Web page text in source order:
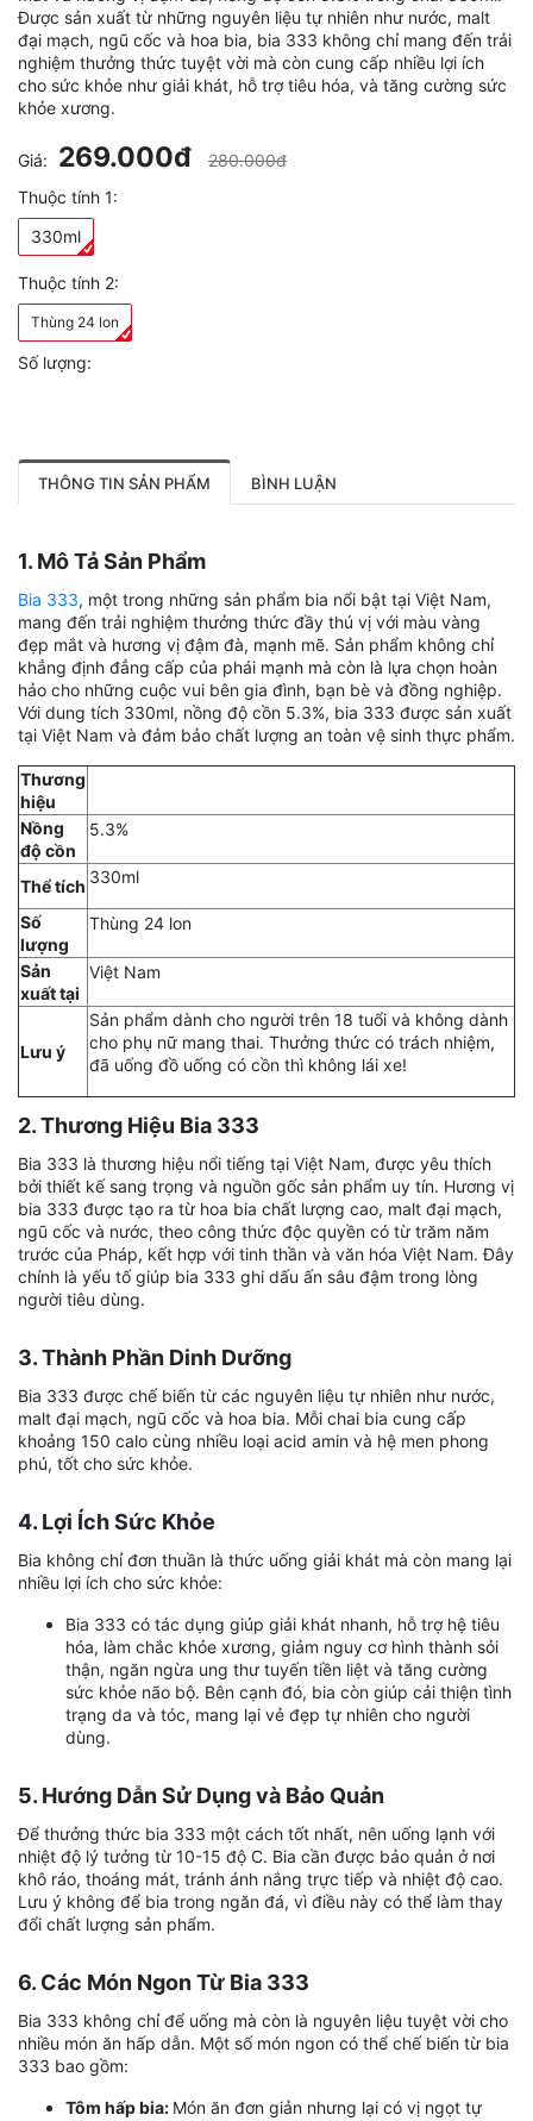
Được sản xuất từ những nguyên liệu tự nhiên như nước, malt
đại mạch, ngũ cốc và hoa bia, bia 333 không chỉ mang đến trải
nghiệm thưởng thức tuyệt vời mà còn cung cấp nhiều lợi ích
cho sức khỏe như giải khát, hỗ trợ tiêu hóa, và tăng cường sức
khỏe xương.
Giá: 269.000đ
280.000đ
Thuộc tính 1:
330ml
Thuộc tính 2:
Thùng 24 lon
Số lượng:
THÔNG TIN SẢN PHẨM BÌNH LUẬN
1. Mô Tả Sản Phẩm
Bia 333, một trong những sản phẩm bia nổi bật tại Việt Nam,
mang đến trải nghiệm thưởng thức đầy thú vị với màu vàng
đẹp mắt và hương vị đậm đà, mạnh mẽ. Sản phẩm không chỉ
khẳng định đẳng cấp của phái mạnh mà còn là lựa chọn hoàn
hảo cho những cuộc vui bên gia đình, bạn bè và đồng nghiệp.
Với dung tích 330ml, nồng độ cồn 5.3%, bia 333 được sản xuất
tại Việt Nam và đảm bảo chất lượng an toàn vệ sinh thực phẩm.
Thương
hiệu
Nồng
độ cồn
5.3%
Thể tích 330ml
Số
lượng
Thùng 24 lon
Sản
xuất tại
Việt Nam
Lưu ý
Sản phẩm dành cho người trên 18 tuổi và không dành
cho phụ nữ mang thai. Thưởng thức có trách nhiệm,
đã uống đồ uống có cồn thì không lái xe!
2. Thương Hiệu Bia 333
Bia 333 là thương hiệu nổi tiếng tại Việt Nam, được yêu thích
bởi thiết kế sang trọng và nguồn gốc sản phẩm uy tín. Hương vị
bia 333 được tạo ra từ hoa bia chất lượng cao, malt đại mạch,
ngũ cốc và nước, theo công thức độc quyền có từ trăm năm
trước của Pháp, kết hợp với tinh thần và văn hóa Việt Nam. Đây
chính là yếu tố giúp bia 333 ghi dấu ấn sâu đậm trong lòng
người tiêu dùng.
3. Thành Phần Dinh Dưỡng
Bia 333 được chế biến từ các nguyên liệu tự nhiên như nước,
malt đại mạch, ngũ cốc và hoa bia. Mỗi chai bia cung cấp
khoảng 150 calo cùng nhiều loại acid amin và hệ men phong
phú, tốt cho sức khỏe.
4. Lợi Ích Sức Khỏe
Bia không chỉ đơn thuần là thức uống giải khát mà còn mang lại
nhiều lợi ích cho sức khỏe:
Bia 333 có tác dụng giúp giải khát nhanh, hỗ trợ hệ tiêu
hóa, làm chắc khỏe xương, giảm nguy cơ hình thành sỏi
thận, ngăn ngừa ung thư tuyến tiền liệt và tăng cường
sức khỏe não bộ. Bên cạnh đó, bia còn giúp cải thiện tình
trạng da và tóc, mang lại vẻ đẹp tự nhiên cho người
dùng.
5. Hướng Dẫn Sử Dụng và Bảo Quản
Để thưởng thức bia 333 một cách tốt nhất, nên uống lạnh với
nhiệt độ lý tưởng từ 10-15 độ C. Bia cần được bảo quản ở nơi
khô ráo, thoáng mát, tránh ánh nắng trực tiếp và nhiệt độ cao.
Lưu ý không để bia trong ngăn đá, vì điều này có thể làm thay
đổi chất lượng sản phẩm.
6. Các Món Ngon Từ Bia 333
Bia 333 không chỉ để uống mà còn là nguyên liệu tuyệt vời cho
nhiều món ăn hấp dẫn. Một số món ngon có thể chế biến từ bia
333 bao gồm:
Tôm hấp bia: Món ăn đơn giản nhưng lại có vị ngọt tự